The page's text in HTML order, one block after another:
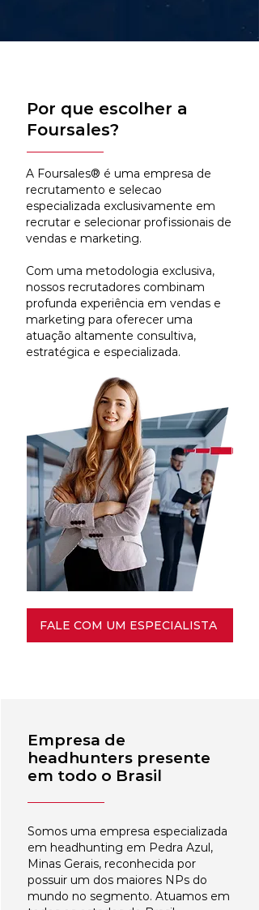
Por que escolher a
Foursales?
A Foursales® é uma empresa de
recrutamento e selecao
especializada exclusivamente em
recrutar e selecionar profissionais de
vendas e marketing.
Com uma metodologia exclusiva,
nossos recrutadores combinam
profunda experiência em vendas e
marketing para oferecer uma
atuação altamente consultiva,
estratégica e especializada.
FALE COM UM ESPECIALISTA
Empresa de
headhunters presente
em todo o Brasil
Somos uma empresa especializada
em headhunting em Pedra Azul,
Minas Gerais, reconhecida por
possuir um dos maiores NPs do
mundo no segmento. Atuamos em